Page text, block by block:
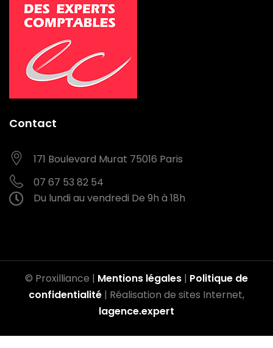
Contact
171 Boulevard Murat 75016 Paris
07 67 53 82 54
Du lundi au vendredi De 9h à 18h
© Proxilliance | Mentions légales | Politique de
confidentialité | Réalisation de sites Internet,
lagence.expert